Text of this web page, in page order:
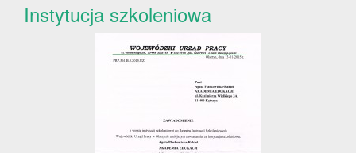
Instytucja szkoleniowa